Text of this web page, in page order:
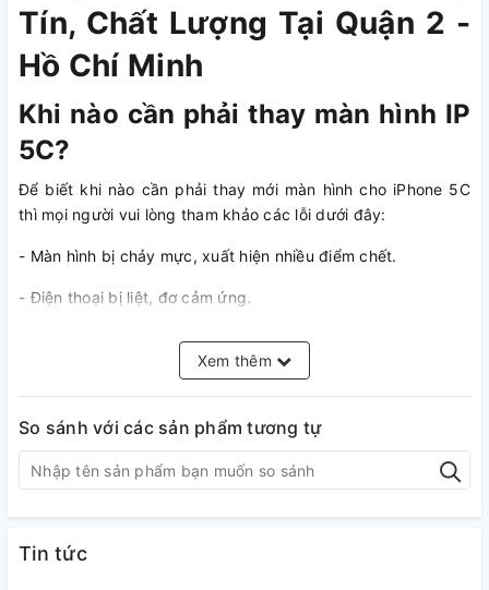
Tín, Chất Lượng Tại Quận 2 -
Hồ Chí Minh
Khi nào cần phải thay màn hình IP
5C?
Để biết khi nào cần phải thay mới màn hình cho iPhone 5C
thì mọi người vui lòng tham khảo các lỗi dưới đây:
- Màn hình bị chảy mực, xuất hiện nhiều điểm chết.
- Điện thoại bị liệt, đơ cảm ứng.
- Màn hình xuất hiện nhiều đường sọc.
- Màn hình bị nhiễu màu, hiển thị không đồng đều.
- Màn hình iPhone 5C bị cháy.
- Màn hình bị vỡ nát không thể thao tác cảm ứng.
Nguyên nhân dẫn đến tình trạng
màn hình iPhone 5C bị hư hỏng?
Xem thêm
So sánh với các sản phẩm tương tự
Tin tức